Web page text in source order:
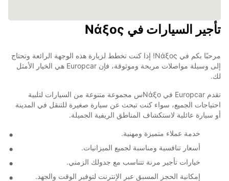
تأجير السيارات في Νάξος
مرحبًا بكم في Νάξος! إذا كنت تخطط لزيارة هذه الوجهة الرائعة وتحتاج
إلى وسيلة مواصلات مريحة وموثوقة، فإن Europcar هي الخيار الأمثل
لك.
تقدم Europcar في Νάξοس مجموعة متنوعة من السيارات لتلبية
احتياجات الجميع، سواء كنت تبحث عن سيارة صغيرة للتنقل في المدينة
أو سيارة عائلية لاستكشاف المناطق الريفية الجميلة.
خدمة عملاء متميزة ومهنية.
أسعار تنافسية ومناسبة لجميع الميزانيات.
خيارات تأجير مرنة تتناسب مع جدولك الزمني.
إمكانية الحجز المسبق عبر الإنترنت لتوفير الوقت والجهد.